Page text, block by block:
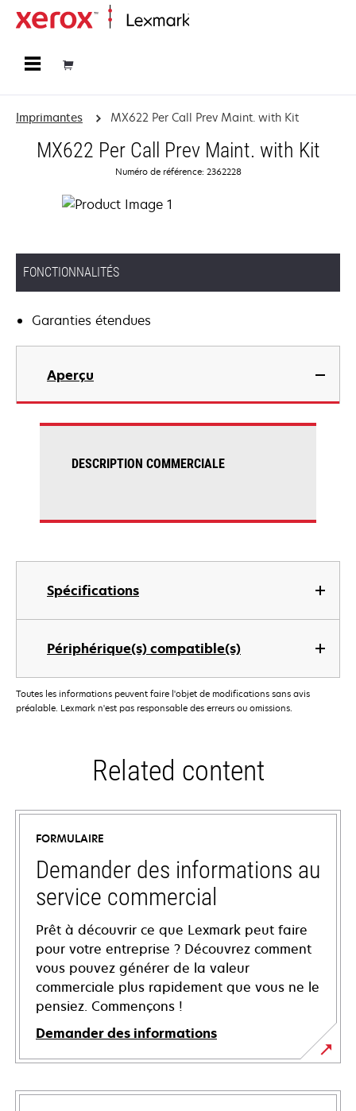
Imprimantes MX622 Per Call Prev Maint. with Kit
MX622 Per Call Prev Maint. with Kit
Numéro de référence: 2362228
FONCTIONNALITÉS
Garanties étendues
Aperçu
Spécifications
Périphérique(s) compatible(s)
DESCRIPTION COMMERCIALE
Toutes les informations peuvent faire l'objet de modifications sans avis
préalable. Lexmark n'est pas responsable des erreurs ou omissions.
Related content
FORMULAIRE
Demander des informations au
service commercial
Prêt à découvrir ce que Lexmark peut faire
pour votre entreprise ? Découvrez comment
vous pouvez générer de la valeur
commerciale plus rapidement que vous ne le
pensiez. Commençons !
Demander des informations